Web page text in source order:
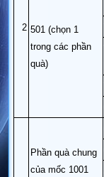
2 501 (chọn 1
trong các phần
quà)
Phần quà chung
của mốc 1001